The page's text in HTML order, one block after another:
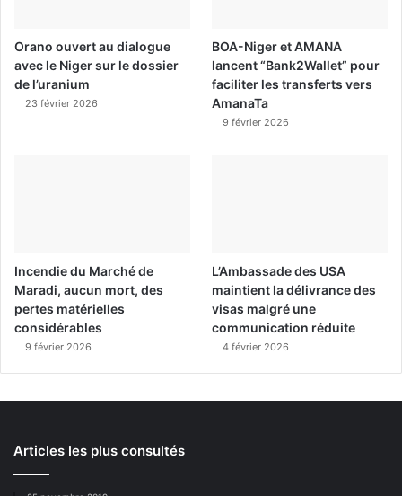
Orano ouvert au dialogue
avec le Niger sur le dossier
de l’uranium
23 février 2026
BOA-Niger et AMANA
lancent “Bank2Wallet” pour
faciliter les transferts vers
AmanaTa
9 février 2026
Incendie du Marché de
Maradi, aucun mort, des
pertes matérielles
considérables
9 février 2026
L’Ambassade des USA
maintient la délivrance des
visas malgré une
communication réduite
4 février 2026
Articles les plus consultés